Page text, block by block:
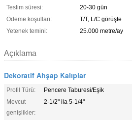
Teslim süresi:
20-30 gün
Ödeme koşulları:
T/T, L/C görüşte
Yetenek temini:
25.000 metre/ay
Açıklama
Dekoratif Ahşap Kalıplar
Profil Türü:
Pencere Taburesi/Eşik
Mevcut
genişlikler:
2-1/2" ila 5-1/4"